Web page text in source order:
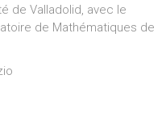
de Valladolid, avec le
de Mathématiques de